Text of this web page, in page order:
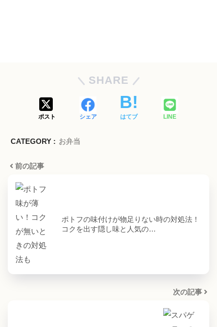
SHARE
ポスト シェア はてブ LINE
CATEGORY : お弁当
前の記事
ポトフの味付けが物足りない時の対処法！
コクを出す隠し味と人気の…
次の記事